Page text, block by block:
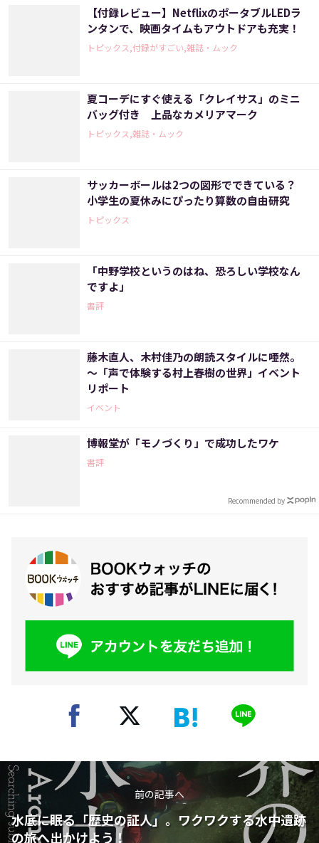
【付録レビュー】NetflixのポータブルLEDラ
ンタンで、映画タイムもアウトドアも充実！
トピックス,付録がすごい,雑誌・ムック
夏コーデにすぐ使える「クレイサス」のミニ
バッグ付き 上品なカメリアマーク
トピックス,雑誌・ムック
サッカーボールは2つの図形でできている？
小学生の夏休みにぴったり算数の自由研究
トピックス
「中野学校というのはね、恐ろしい学校なん
ですよ」
書評
藤木直人、木村佳乃の朗読スタイルに唖然。
～「声で体験する村上春樹の世界」イベント
リポート
イベント
博報堂が「モノづくり」で成功したワケ
書評
Recommended by
前の記事へ
水底に眠る「歴史の証人」。ワクワクする水中遺跡
の旅へ出かけよう！